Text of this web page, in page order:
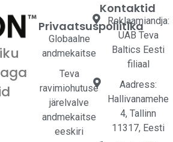
Privaatsuspoliitika
Globaalne
andmekaitse
Teva
ravimiohutuse
järelvalve
andmekaitse
eeskiri
Kontaktid
Reklaamiandja:
UAB Teva
Baltics Eesti
filiaal
Aadress:
Hallivanamehe
4, Tallinn
11317, Eesti